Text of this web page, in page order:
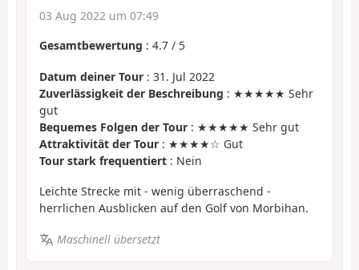
03 Aug 2022 um 07:49
Gesamtbewertung : 4.7 / 5
Datum deiner Tour : 31. Jul 2022
Zuverlässigkeit der Beschreibung : ★★★★★ Sehr
gut
Bequemes Folgen der Tour : ★★★★★ Sehr gut
Attraktivität der Tour : ★★★★☆ Gut
Tour stark frequentiert : Nein
Leichte Strecke mit - wenig überraschend -
herrlichen Ausblicken auf den Golf von Morbihan.
Maschinell übersetzt